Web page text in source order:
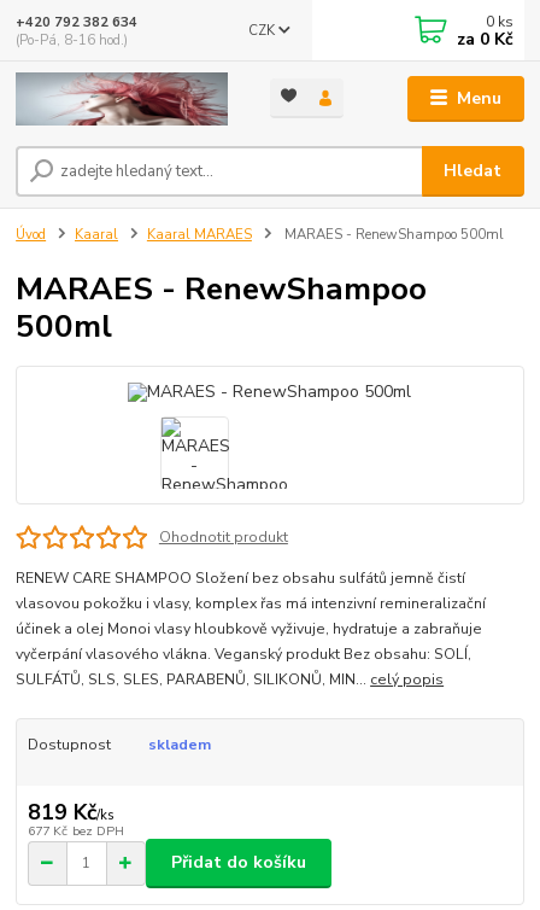
Menu
CZK
Hledat
+420 792 382 634
(Po-Pá, 8-16 hod.)
0 ks
za 0 Kč
Úvod Kaaral Kaaral MARAES MARAES - RenewShampoo 500ml
MARAES - RenewShampoo
500ml
Ohodnotit produkt
RENEW CARE SHAMPOO Složení bez obsahu sulfátů jemně čistí
vlasovou pokožku i vlasy, komplex řas má intenzivní remineralizační
účinek a olej Monoi vlasy hloubkově vyživuje, hydratuje a zabraňuje
vyčerpání vlasového vlákna. Veganský produkt Bez obsahu: SOLÍ,
SULFÁTŮ, SLS, SLES, PARABENŮ, SILIKONŮ, MIN... celý popis
Dostupnost skladem
819 Kč/ks
677 Kč bez DPH
Přidat do košíku